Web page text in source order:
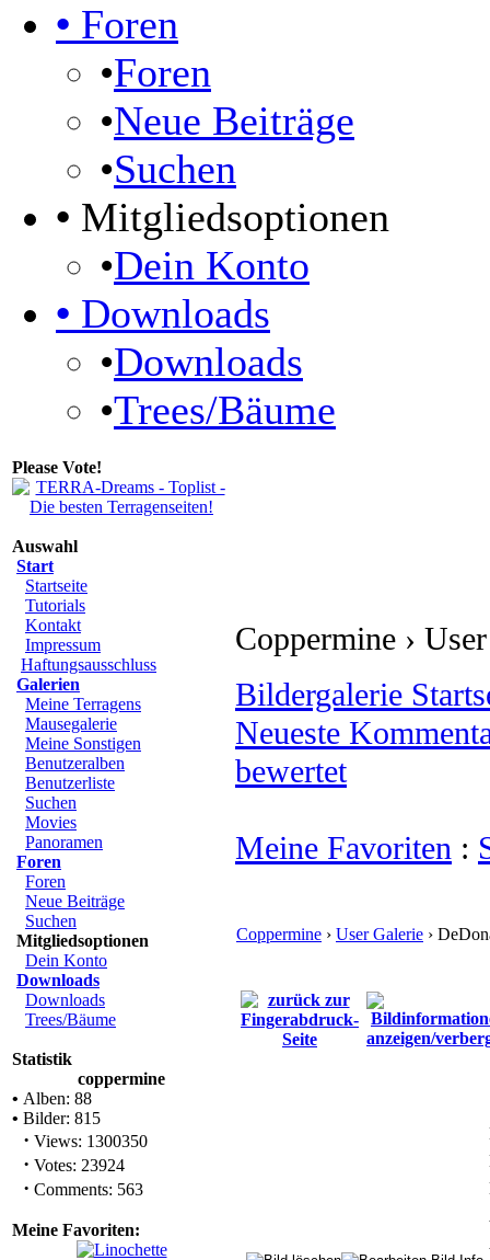
• Foren
•Foren
•Neue Beiträge
•Suchen
• Mitgliedsoptionen
•Dein Konto
• Downloads
•Downloads
•Trees/Bäume
Please Vote!
Auswahl
Start
Startseite
Tutorials
Kontakt
Impressum
Haftungsausschluss
Galerien
Meine Terragens
Mausegalerie
Meine Sonstigen
Benutzeralben
Benutzerliste
Suchen
Movies
Panoramen
Foren
Foren
Neue Beiträge
Suchen
Mitgliedsoptionen
Dein Konto
Downloads
Downloads
Trees/Bäume
Statistik
coppermine
• Alben: 88
• Bilder: 815
· Views: 1300350
· Votes: 23924
· Comments: 563
Meine Favoriten:
Coppermine ›
Bildergalerie
Neueste
bewertet
Meine Favoriten :
Coppermine › User Galerie ›